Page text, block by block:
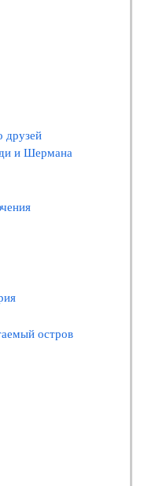
друзей
и Шермана
остров